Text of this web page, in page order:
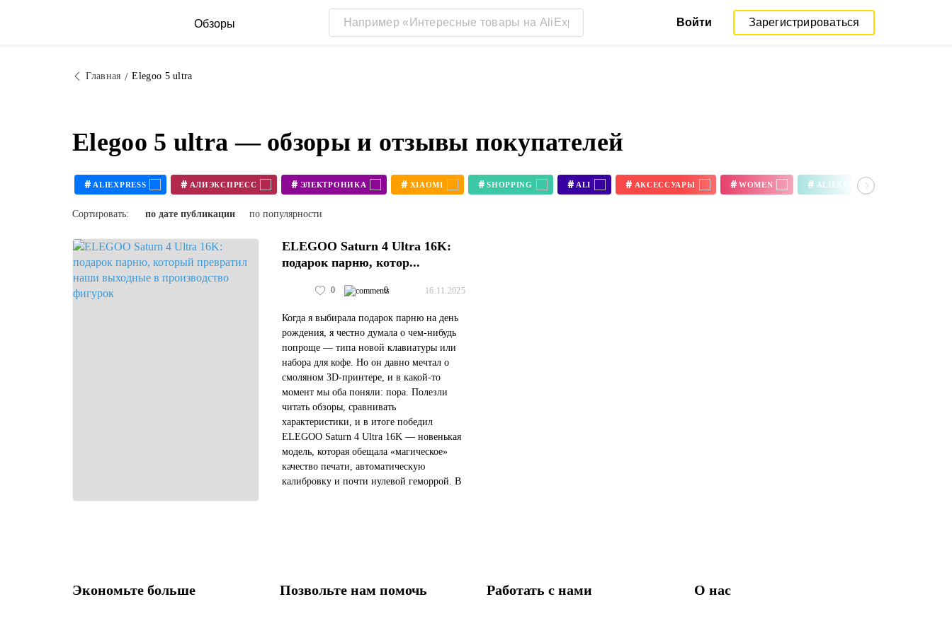
Обзоры Войти Зарегистрироваться
Главная Elegoo 5 ultra
Elegoo 5 ultra — обзоры и отзывы покупателей
# ALIEXPRESS # АЛИЭКСПРЕСС # ЭЛЕКТРОНИКА # XIAOMI # SHOPPING # ALI # АКСЕССУАРЫ # WOMEN #
Сортировать: по дате публикации по популярности
ELEGOO Saturn 4 Ultra 16K:
подарок парню, котор...
0 0 16.11.2025
Когда я выбирала подарок парню на день
рождения, я честно думала о чем-нибудь
попроще — типа новой клавиатуры или
набора для кофе. Но он давно мечтал о
смоляном 3D-принтере, и в какой-то
момент мы оба поняли: пора. Полезли
читать обзоры, сравнивать
характеристики, и в итоге победил
ELEGOO Saturn 4 Ultra 16K — новенькая
модель, которая обещала «магическое»
качество печати, автоматическую
калибровку и почти нулевой геморрой. В
Экономьте больше Позвольте нам помочь Работать с нами О нас